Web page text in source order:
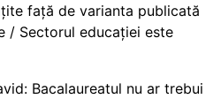
față de varianta publicată
/ Sectorul educației este
Bacalaureatul nu ar trebui